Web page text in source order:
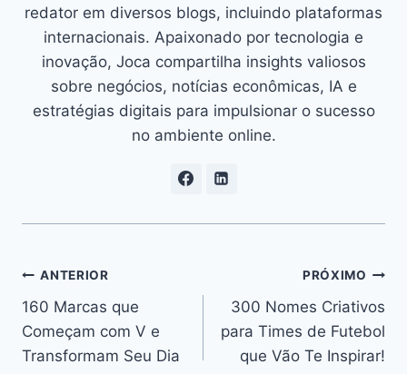
redator em diversos blogs, incluindo plataformas
internacionais. Apaixonado por tecnologia e
inovação, Joca compartilha insights valiosos
sobre negócios, notícias econômicas, IA e
estratégias digitais para impulsionar o sucesso
no ambiente online.
Navegação
de
Post
ANTERIOR
160 Marcas que
Começam com V e
Transformam Seu Dia
PRÓXIMO
300 Nomes Criativos
para Times de Futebol
que Vão Te Inspirar!